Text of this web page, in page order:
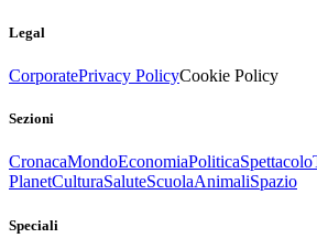
Legal
CorporatePrivacy PolicyCookie Policy
Sezioni
CronacaMondoEconomiaPoliticaSpettacolo
PlanetCulturaSaluteScuolaAnimaliSpazio
Speciali